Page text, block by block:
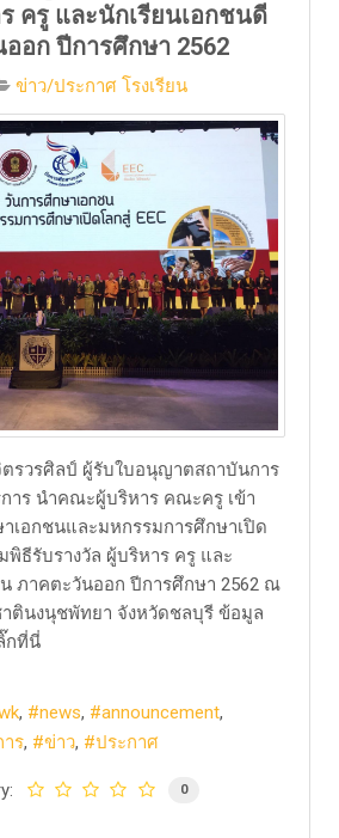
ครู และนักเรียนเอกชนดี
อก ปีการศึกษา 2562
ข่าว/ประกาศ โรงเรียน
ตรวรศิลป์ ผู้รับใบอนุญาตสถาบันการ
าร นำคณะผู้บริหาร คณะครู เข้า
เอกชนและมหกรรมการศึกษาเปิด
พิธีรับรางวัล ผู้บริหาร ครู และ
ภาคตะวันออก ปีการศึกษา 2562 ณ
ตินงนุชพัทยา จังหวัดชลบุรี ข้อมูล
กที่นี่
news
announcement
าร ข่าว ประกาศ
0